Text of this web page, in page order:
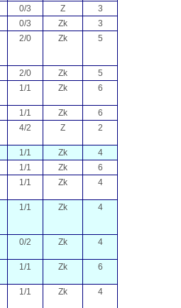
0/3 Z
3
0/3 Zk
3
2/0 Zk 5
2/0 Zk
5
1/1 Zk 6
1/1 Zk
6
4/2 Z 2
1/1 Zk
4
1/1 Zk
6
1/1 Zk 4
1/1 Zk 4
0/2 Zk 4
1/1 Zk 6
1/1 Zk 4